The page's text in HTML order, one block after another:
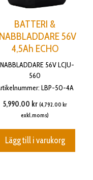
BATTERI &
56V
4,5Ah ECHO
56V LCJU-
560
LBP-50-4A
5,990.00 kr (4,792.00 kr
exkl.moms)
Lägg till i varukorg